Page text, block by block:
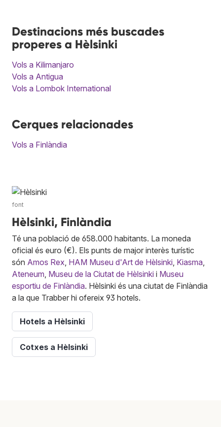
Destinacions més buscades
properes a Hèlsinki
Vols a Kilimanjaro
Vols a Antigua
Vols a Lombok International
Cerques relacionades
Vols a Finlàndia
font
Hèlsinki, Finlàndia
Té una població de 658.000 habitants. La moneda
oficial és euro (€). Els punts de major interès turístic
són Amos Rex HAM Museu d'Art de Hèlsinki Kiasma
Ateneum Museu de la Ciutat de Hèlsinki i Museu
esportiu de Finlàndia. Hèlsinki és una ciutat de Finlàndia
a la que Trabber hi ofereix 93 hotels.
Hotels a Hèlsinki
Cotxes a Hèlsinki